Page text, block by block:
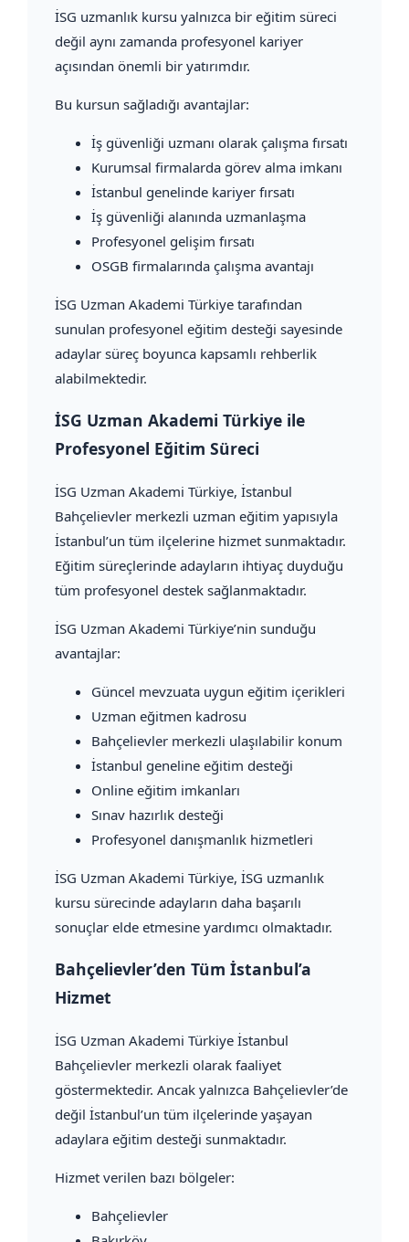
İSG uzmanlık kursu yalnızca bir eğitim süreci
değil aynı zamanda profesyonel kariyer
açısından önemli bir yatırımdır.
Bu kursun sağladığı avantajlar:
İş güvenliği uzmanı olarak çalışma fırsatı
Kurumsal firmalarda görev alma imkanı
İstanbul genelinde kariyer fırsatı
İş güvenliği alanında uzmanlaşma
Profesyonel gelişim fırsatı
OSGB firmalarında çalışma avantajı
İSG Uzman Akademi Türkiye tarafından
sunulan profesyonel eğitim desteği sayesinde
adaylar süreç boyunca kapsamlı rehberlik
alabilmektedir.
İSG Uzman Akademi Türkiye ile
Profesyonel Eğitim Süreci
İSG Uzman Akademi Türkiye, İstanbul
Bahçelievler merkezli uzman eğitim yapısıyla
İstanbul’un tüm ilçelerine hizmet sunmaktadır.
Eğitim süreçlerinde adayların ihtiyaç duyduğu
tüm profesyonel destek sağlanmaktadır.
İSG Uzman Akademi Türkiye’nin sunduğu
avantajlar:
Güncel mevzuata uygun eğitim içerikleri
Uzman eğitmen kadrosu
Bahçelievler merkezli ulaşılabilir konum
İstanbul geneline eğitim desteği
Online eğitim imkanları
Sınav hazırlık desteği
Profesyonel danışmanlık hizmetleri
İSG Uzman Akademi Türkiye, İSG uzmanlık
kursu sürecinde adayların daha başarılı
sonuçlar elde etmesine yardımcı olmaktadır.
Bahçelievler’den Tüm İstanbul’a
Hizmet
İSG Uzman Akademi Türkiye İstanbul
Bahçelievler merkezli olarak faaliyet
göstermektedir. Ancak yalnızca Bahçelievler’de
değil İstanbul’un tüm ilçelerinde yaşayan
adaylara eğitim desteği sunmaktadır.
Hizmet verilen bazı bölgeler:
Bahçelievler